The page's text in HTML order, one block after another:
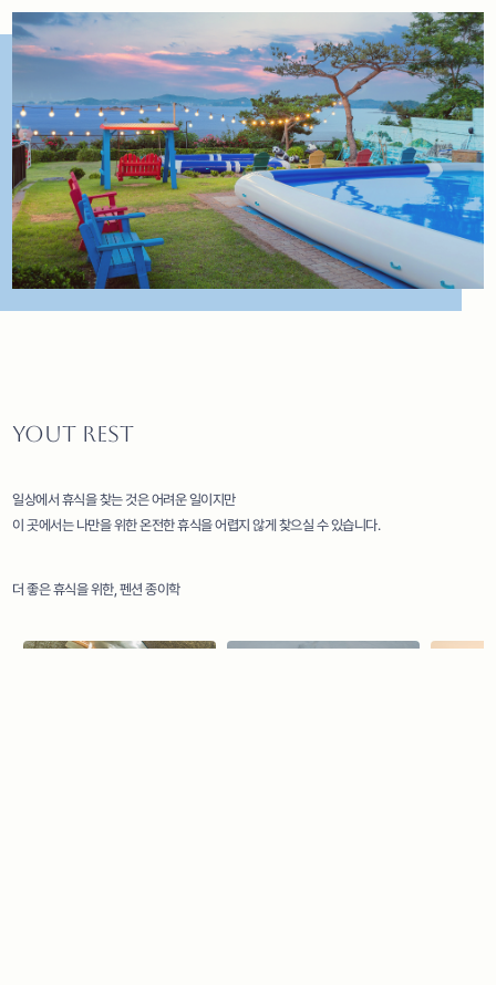
YOUT REST
일상에서 휴식을 찾는 것은 어려운 일이지만
이 곳에서는 나만을 위한 온전한 휴식을어렵지 않게 찾으실 수 있습니다.
더 좋은 휴식을 위한, 펜션 종이학